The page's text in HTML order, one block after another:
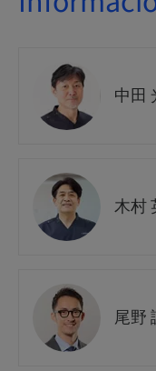
中田
木村
尾野